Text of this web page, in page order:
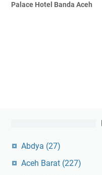
Palace Hotel Banda Aceh
Abdya (27)
Aceh Barat (227)